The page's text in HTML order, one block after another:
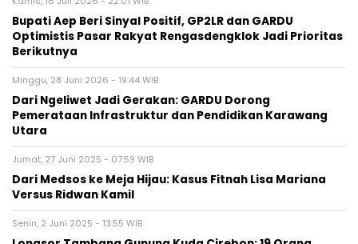
Bupati Aep Beri Sinyal Positif, GP2LR dan GARDU
Optimistis Pasar Rakyat Rengasdengklok Jadi Prioritas
Berikutnya
Minggu, 28 Juni 2026 - 19:44 WIB
Dari Ngeliwet Jadi Gerakan: GARDU Dorong
Pemerataan Infrastruktur dan Pendidikan Karawang
Utara
Jumat, 27 Juni 2025 - 07:59 WIB
Dari Medsos ke Meja Hijau: Kasus Fitnah Lisa Mariana
Versus Ridwan Kamil
Senin, 2 Juni 2025 - 13:55 WIB